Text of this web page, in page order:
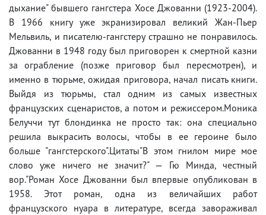
дыхание" бывшего гангстера Хосе Джованни (1923-2004).
В 1966 книгу уже экранизировал великий Жан-Пьер
Мельвиль, и писателю-гангстеру страшно не понравилось.
Джованни в 1948 году был приговорен к смертной казни
за ограбление (позже приговор был пересмотрен), и
именно в тюрьме, ожидая приговора, начал писать книги.
Выйдя из тюрьмы, стал одним из самых известных
французских сценаристов, а потом и режиссером.Моника
Белуччи тут блондинка не просто так: она специально
решила выкрасить волосы, чтобы в ее героине было
больше "гангстерского".Цитаты"В этом гнилом мире мое
слово уже ничего не значит?" — Гю Минда, честный
вор."Роман Хосе Джованни был впервые опубликован в
1958. Этот роман, одна из величайших работ
французского нуара в литературе, всегда завораживал